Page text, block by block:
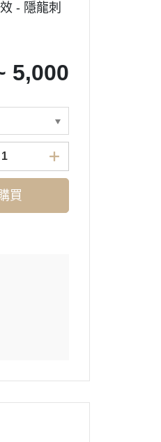
- 隱龍刺
5,000
買